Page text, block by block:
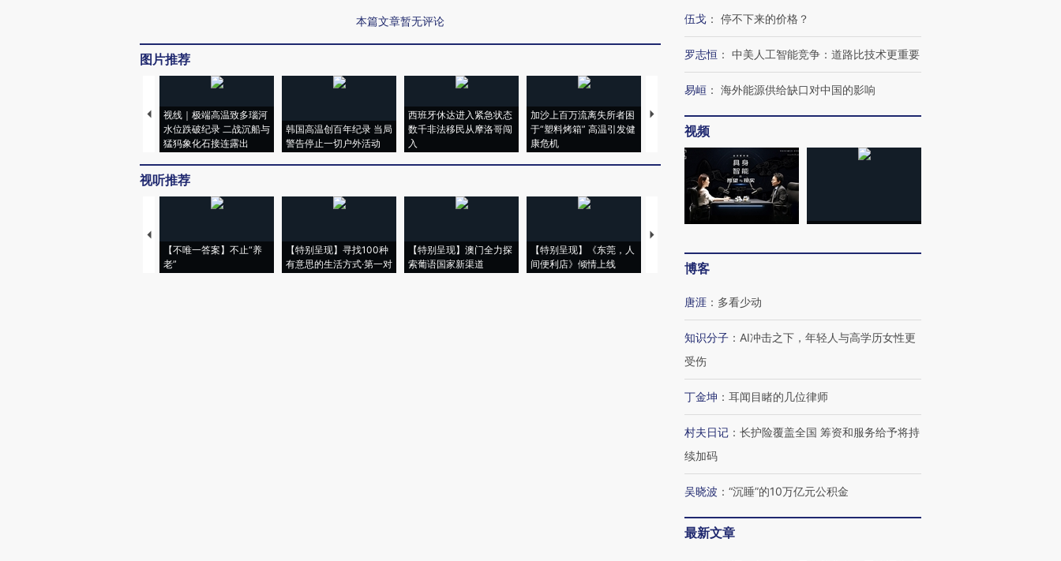
本篇文章暂无评论
图片推荐
视线｜极端高温致多瑙河
水位跌破纪录 二战沉船与
猛犸象化石接连露出
韩国高温创百年纪录 当局
警告停止一切户外活动
西班牙休达进入紧急状态
数千非法移民从摩洛哥闯
入
加沙上百万流离失所者困
于“塑料烤箱” 高温引发健
康危机
视线｜HYROX的吸金
术：是什么让中产们甘
马航飞行员跨国走私7万
视线｜被称为“蟑螂”的印
视听推荐
【不唯一答案】不止“养
老”
【特别呈现】寻找100种
有意思的生活方式·第一对
【特别呈现】澳门全力探
索葡语国家新渠道
【特别呈现】《东莞，人
间便利店》倾情上线
【推广】走进第四届链博
会，让数智科技“链”接产
【特别呈现】寻找100种
CFO：不靠规模取胜，华
伍戈 ： 停不下来的价格？
罗志恒 ： 中美人工智能竞争：道路比技术更重要
易峘 ： 海外能源供给缺口对中国的影响
视频
博客
唐涯 ： 多看少动
知识分子 ： AI冲击之下，年轻人与高学历女性更
受伤
丁金坤 ： 耳闻目睹的几位律师
村夫日记 ： 长护险覆盖全国 筹资和服务给予将持
续加码
吴晓波 ： “沉睡”的10万亿元公积金
最新文章